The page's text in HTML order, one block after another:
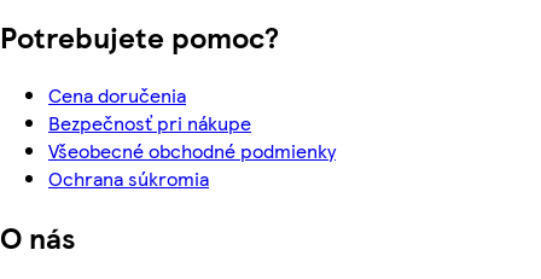
Potrebujete pomoc?
Cena doručenia
Bezpečnosť pri nákupe
Všeobecné obchodné podmienky
Ochrana súkromia
O nás